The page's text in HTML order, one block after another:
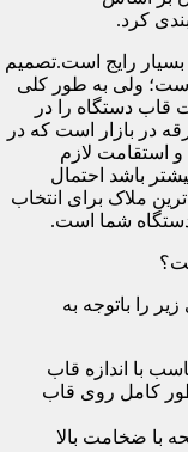
کرد.
های 2،2.5 و 3 میلی متر بسیار رایج است.تصمیم
ولی به طور کلی
قاب دستگاه را در
در بازار است که در
و استقامت لازم
باشد احتمال
ملاک برای انتخاب
شما است.
را باتوجه به
با اندازه قاب
طور کامل روی قاب
ضخامت بالا